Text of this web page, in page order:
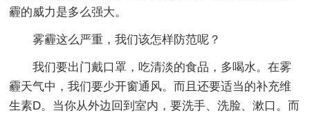
霾的威力是多么强大。
雾霾这么严重，我们该怎样防范呢？
我们要出门戴口罩，吃清淡的食品，多喝水。在雾
霾天气中，我们要少开窗通风。而且还要适当的补充维
生素D。当你从外边回到室内，要洗手、洗脸、漱口。而